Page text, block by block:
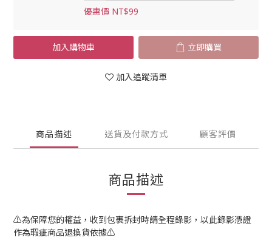
優惠價 NT$99
加入購物車 立即購買
加入追蹤清單
商品描述 送貨及付款方式 顧客評價
商品描述
⚠為保障您的權益，收到包裹拆封時請全程錄影，以此錄影憑證
作為瑕疵商品退換貨依據⚠